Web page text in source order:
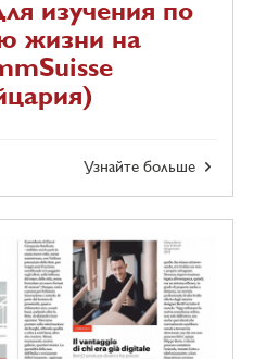
изучения по
жизни на
Узнайте больше